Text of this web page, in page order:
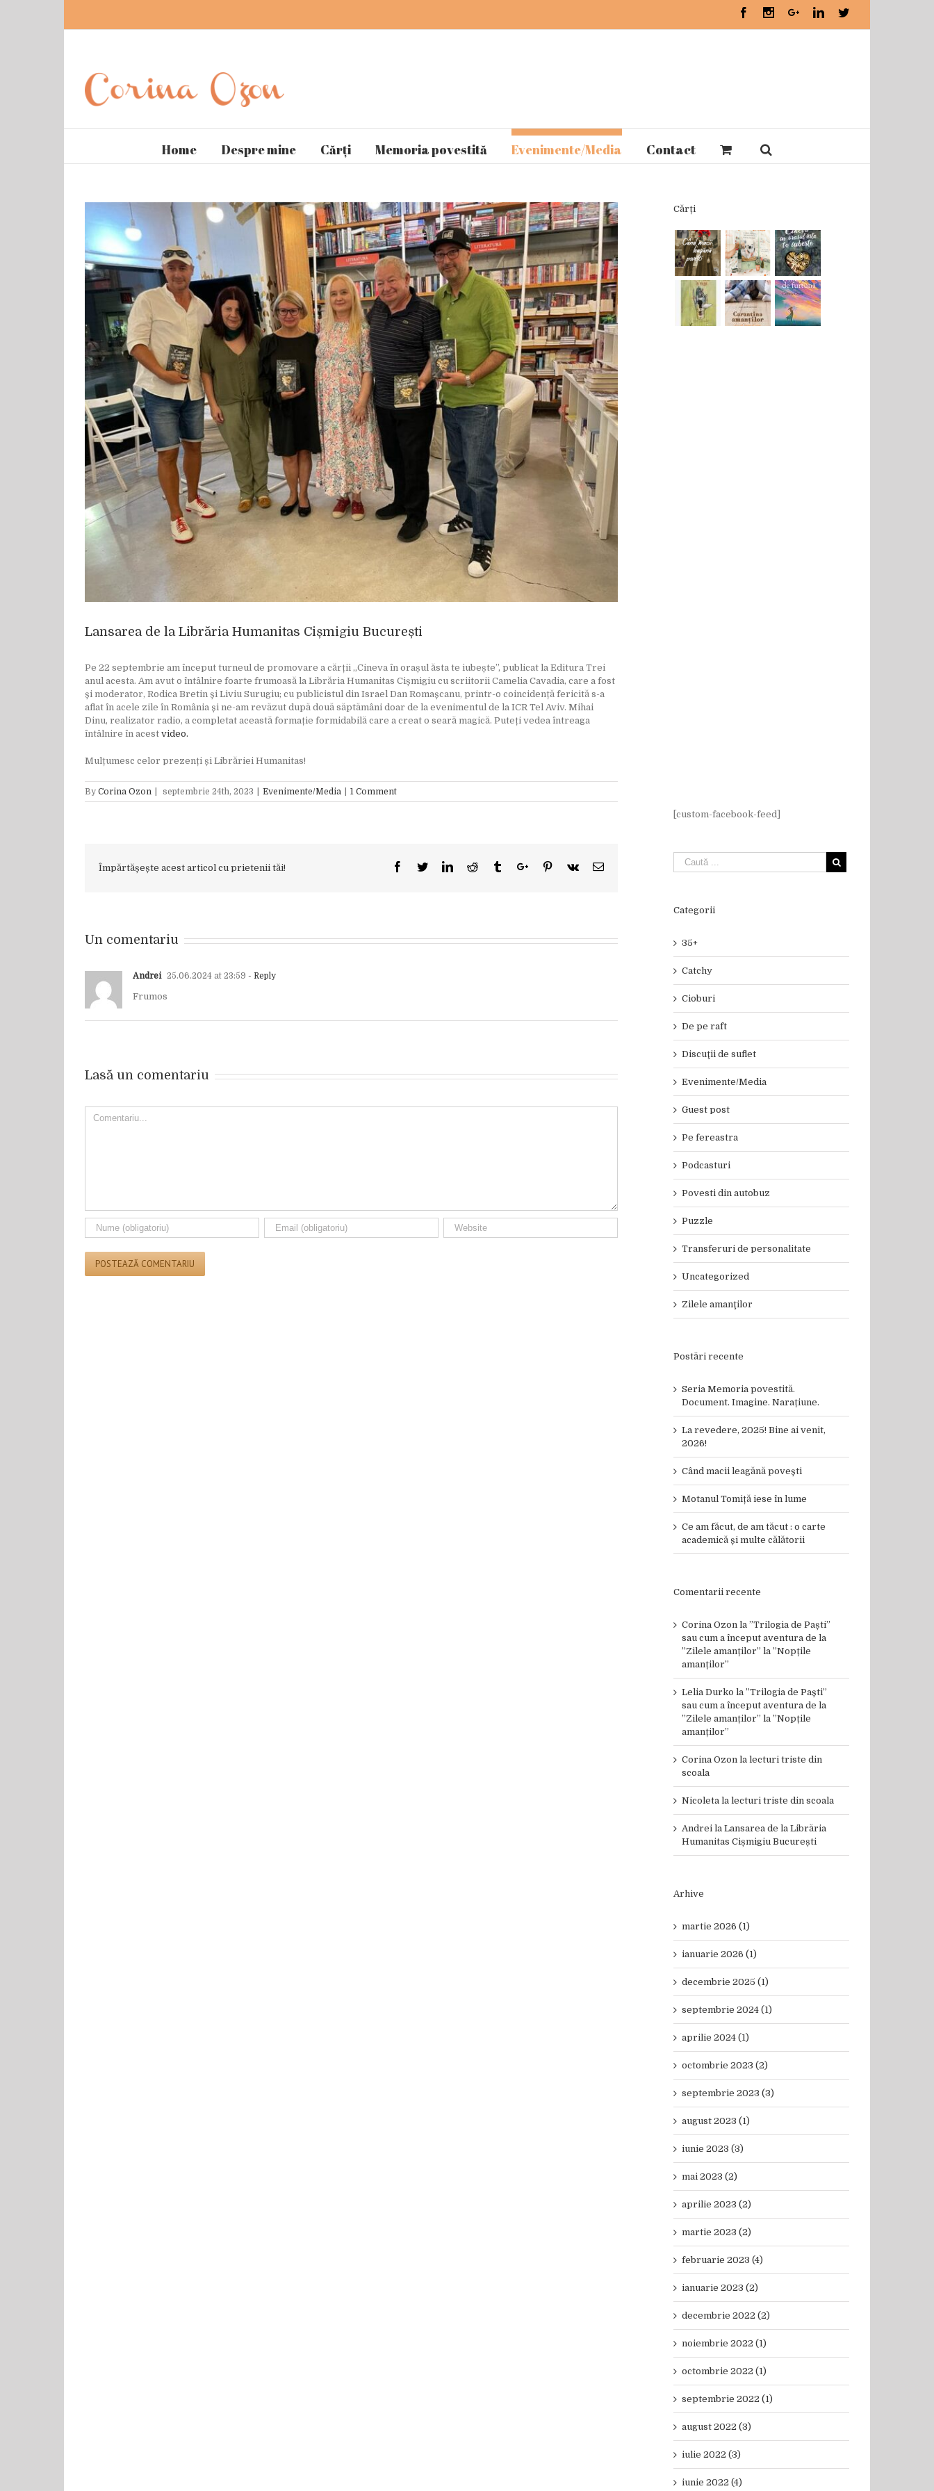
FacebookInstagramGoogle+LinkedinTwitter
Home Despre mine Cărți Memoria povestită Evenimente/Media Contact
Larger
Image
Lansarea de la Librăria Humanitas Cișmigiu București
Pe 22 septembrie am început turneul de promovare a cărții „Cineva în orașul ăsta te iubește”, publicat la Editura Trei
anul acesta. Am avut o întâlnire foarte frumoasă la Librăria Humanitas Cișmigiu cu scriitorii Camelia Cavadia, care a fost
și moderator, Rodica Bretin și Liviu Surugiu; cu publicistul din Israel Dan Romașcanu, printr-o coincidență fericită s-a
aflat în acele zile în România și ne-am revăzut după două săptămâni doar de la evenimentul de la ICR Tel Aviv. Mihai
Dinu, realizator radio, a completat această formație formidabilă care a creat o seară magică. Puteți vedea întreaga
întâlnire în acest video.
Mulțumesc celor prezenți și Librăriei Humanitas!
By Corina Ozon septembrie 24th, 2023 Evenimente/Media 1 Comment
Împărtășește acest articol cu prietenii tăi! Facebook
TwitterLinkedinReddit TumblrGoogle+Pinterest
Vk Email
Un comentariu
Andrei 25.06.2024 at 23:59 - Reply
Frumos
Lasă un comentariu
Comment
Cărți
[custom-facebook-feed]
Categorii
35+
Catchy
Cioburi
De pe raft
Discuţii de suflet
Evenimente/Media
Guest post
Pe fereastra
Podcasturi
Povesti din autobuz
Puzzle
Transferuri de personalitate
Uncategorized
Zilele amanţilor
Postări recente
Seria Memoria povestită.
Document. Imagine. Narațiune.
La revedere, 2025! Bine ai venit,
2026!
Când macii leagănă povești
Motanul Tomiță iese în lume
Ce am făcut, de am tăcut : o carte
academică și multe călătorii
Comentarii recente
Corina Ozon la ”Trilogia de Paști”
sau cum a început aventura de la
”Zilele amanților” la ”Nopțile
amanților”
Lelia Durko la ”Trilogia de Paști”
sau cum a început aventura de la
”Zilele amanților” la ”Nopțile
amanților”
Corina Ozon la lecturi triste din
scoala
Nicoleta la lecturi triste din scoala
Andrei la Lansarea de la Librăria
Humanitas Cișmigiu București
Arhive
martie 2026 (1)
ianuarie 2026 (1)
decembrie 2025 (1)
septembrie 2024 (1)
aprilie 2024 (1)
octombrie 2023 (2)
septembrie 2023 (3)
august 2023 (1)
iunie 2023 (3)
mai 2023 (2)
aprilie 2023 (2)
martie 2023 (2)
februarie 2023 (4)
ianuarie 2023 (2)
decembrie 2022 (2)
noiembrie 2022 (1)
octombrie 2022 (1)
septembrie 2022 (1)
august 2022 (3)
iulie 2022 (3)
iunie 2022 (4)